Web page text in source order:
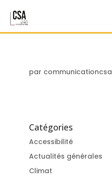
par communicationcsa
Catégories
Accessibilité
Actualités générales
Climat